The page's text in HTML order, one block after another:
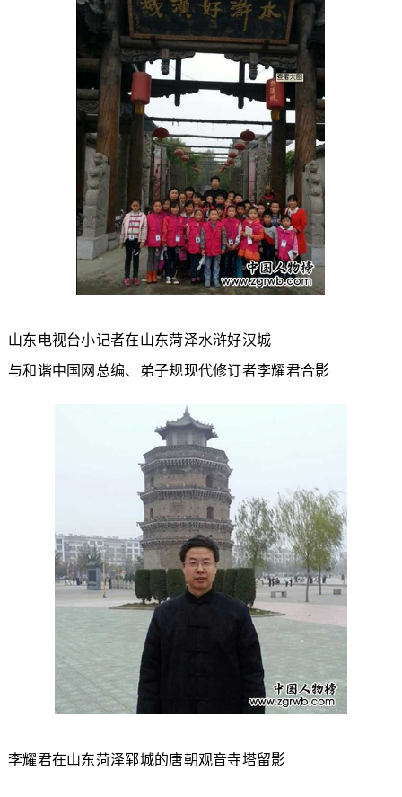
山东电视台小记者在山东菏泽水浒好汉城
与和谐中国网总编、弟子规现代修订者李耀君合影
李耀君在山东菏泽郓城的唐朝观音寺塔留影